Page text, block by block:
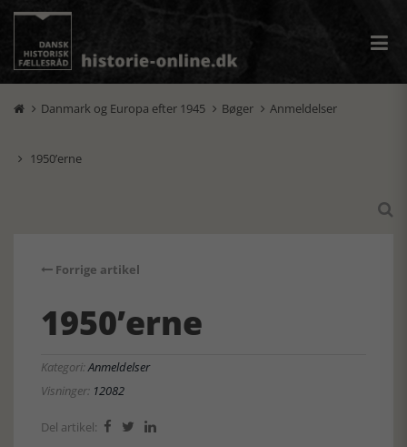
 Danmark og Europa efter 1945  Bøger  Anmeldelser
 1950’erne

Forrige artikel
1950’erne
Kategori:Anmeldelser
Visninger: 12082
Del artikel:   